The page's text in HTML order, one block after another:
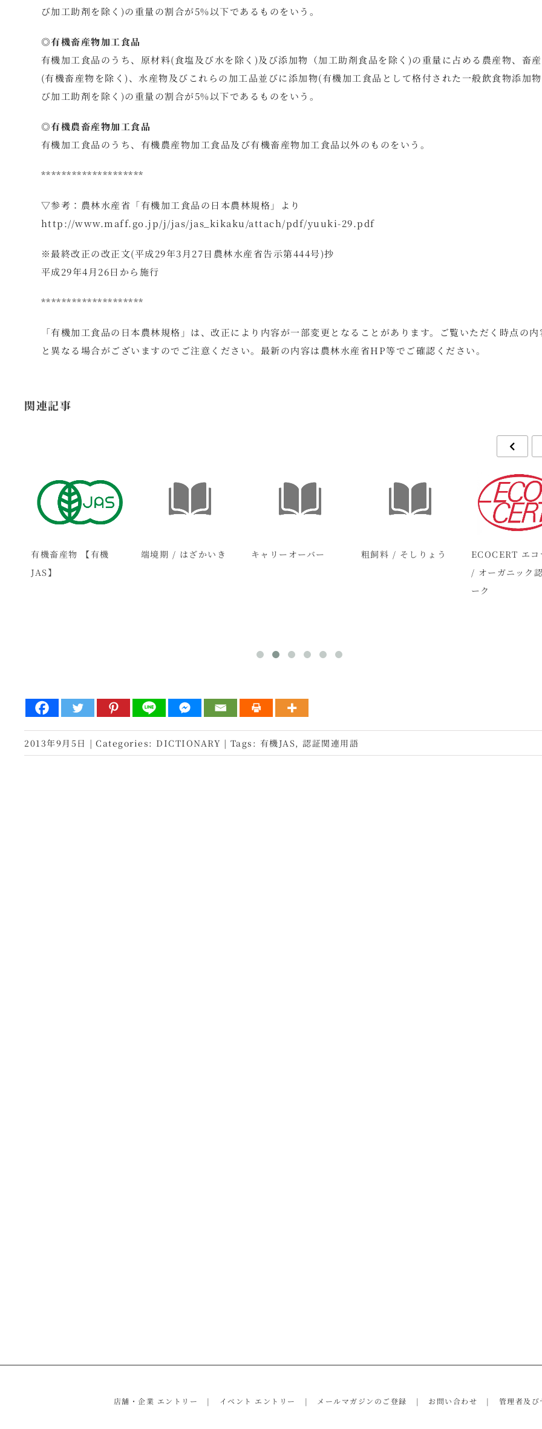
び加工助剤を除く)の重量の割合が5%以下であるものをいう。
◎有機畜産物加工食品
有機加工食品のうち、原材料(食塩及び水を除く)及び添加物（加工助剤食品を除く)の重量に占める農産物、畜
(有機畜産物を除く)、水産物及びこれらの加工品並びに添加物(有機加工食品として格付された一般飲食物添加
び加工助剤を除く)の重量の割合が5%以下であるものをいう。
◎有機農畜産物加工食品
有機加工食品のうち、有機農産物加工食品及び有機畜産物加工食品以外のものをいう。
********************
▽参考：農林水産省「有機加工食品の日本農林規格」より
http://www.maff.go.jp/j/jas/jas_kikaku/attach/pdf/yuuki-29.pdf
※最終改正の改正文(平成29年3月27日農林水産省告示第444号)抄
平成29年4月26日から施行
********************
「有機加工食品の日本農林規格」は、改正により内容が一部変更となることがあります。ご覧いただく時点の内
と異なる場合がございますのでご注意ください。最新の内容は農林水産省HP等でご確認ください。
関連記事
有機畜産物 【有機
JAS】
端境期 / はざかいき キャリーオーバー 粗飼料 / そしりょう
ECOCERT エ
/ オーガニック
ーク
2013年9月5日 | Categories: DICTIONARY | Tags: 有機JAS,認証関連用語
店舗・企業 エントリー イベント エントリー メールマガジンのご登録 お問い合わせ 管理者及